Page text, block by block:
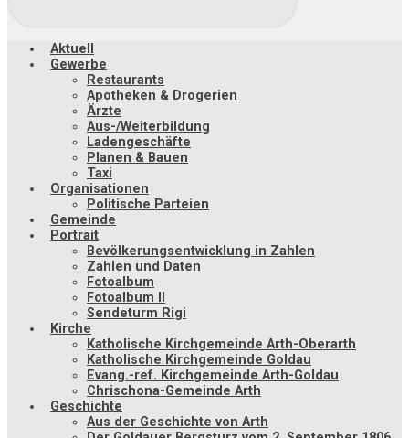
Aktuell
Gewerbe
Restaurants
Apotheken & Drogerien
Ärzte
Aus-/Weiterbildung
Ladengeschäfte
Planen & Bauen
Taxi
Organisationen
Politische Parteien
Gemeinde
Portrait
Bevölkerungsentwicklung in Zahlen
Zahlen und Daten
Fotoalbum
Fotoalbum II
Sendeturm Rigi
Kirche
Katholische Kirchgemeinde Arth-Oberarth
Katholische Kirchgemeinde Goldau
Evang.-ref. Kirchgemeinde Arth-Goldau
Chrischona-Gemeinde Arth
Geschichte
Aus der Geschichte von Arth